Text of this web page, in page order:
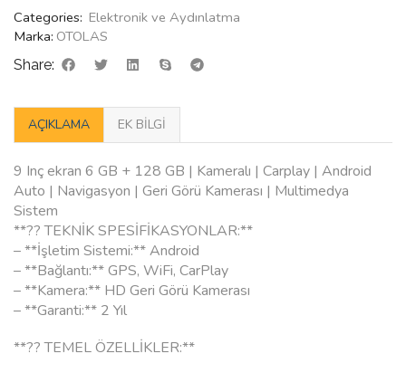
Categories: Elektronik ve Aydınlatma
Marka: OTOLAS
Share:
AÇIKLAMA EK BILGI
9 Inç ekran 6 GB + 128 GB | Kameralı | Carplay | Android
Auto | Navigasyon | Geri Görü Kamerası | Multimedya
Sistem
**?? TEKNİK SPESİFİKASYONLAR:**
– **İşletim Sistemi:** Android
– **Bağlantı:** GPS, WiFi, CarPlay
– **Kamera:** HD Geri Görü Kamerası
– **Garanti:** 2 Yıl
**?? TEMEL ÖZELLİKLER:**